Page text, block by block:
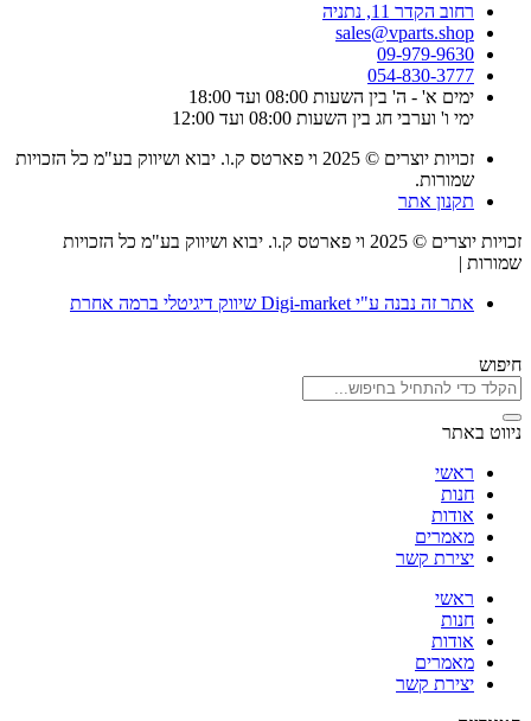
רחוב הקדר 11, נתניה
sales@vparts.shop
09-979-9630
054-830-3777
ימים א' - ה' בין השעות 08:00 ועד 18:00
ימי ו' וערבי חג בין השעות 08:00 ועד 12:00
זכויות יוצרים © 2025 וי פארטס ק.ו. יבוא ושיווק בע"מ כל הזכויות
שמורות.
תקנון אתר
זכויות יוצרים © 2025 וי פארטס ק.ו. יבוא ושיווק בע"מ כל הזכויות
שמורות |
אתר זה נבנה ע"י Digi-market שיווק דיגיטלי ברמה אחרת
חיפוש
ניווט באתר
ראשי
חנות
אודות
מאמרים
יצירת קשר
ראשי
חנות
אודות
מאמרים
יצירת קשר